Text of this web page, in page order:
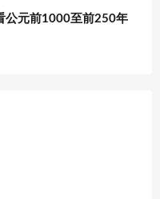
公元前1000至前250年